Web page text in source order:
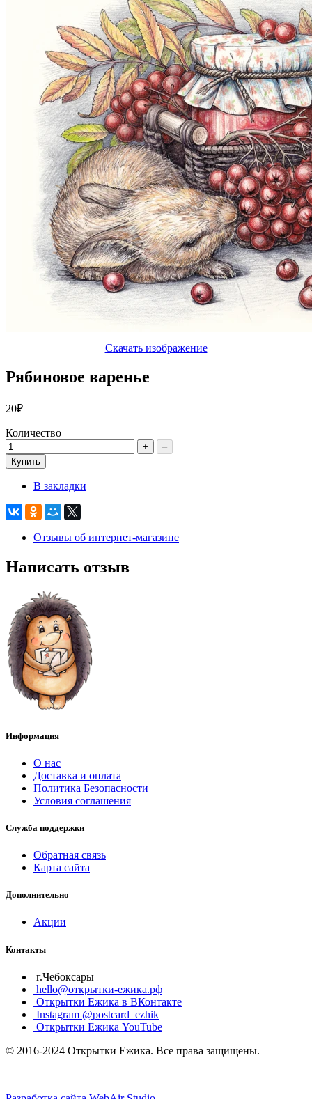
Скачать изображение
Рябиновое варенье
20₽
Количество
+
–
Купить
В закладки
Отзывы об интернет-магазине
Написать отзыв
Информация
О нас
Доставка и оплата
Политика Безопасности
Условия соглашения
Служба поддержки
Обратная связь
Карта сайта
Дополнительно
Акции
Контакты
г.Чебоксары
hello@открытки-ежика.рф
Открытки Ежика в ВКонтакте
Instagram @postcard_ezhik
Открытки Ежика YouTube
© 2016-2024 Открытки Ежика. Все права защищены.